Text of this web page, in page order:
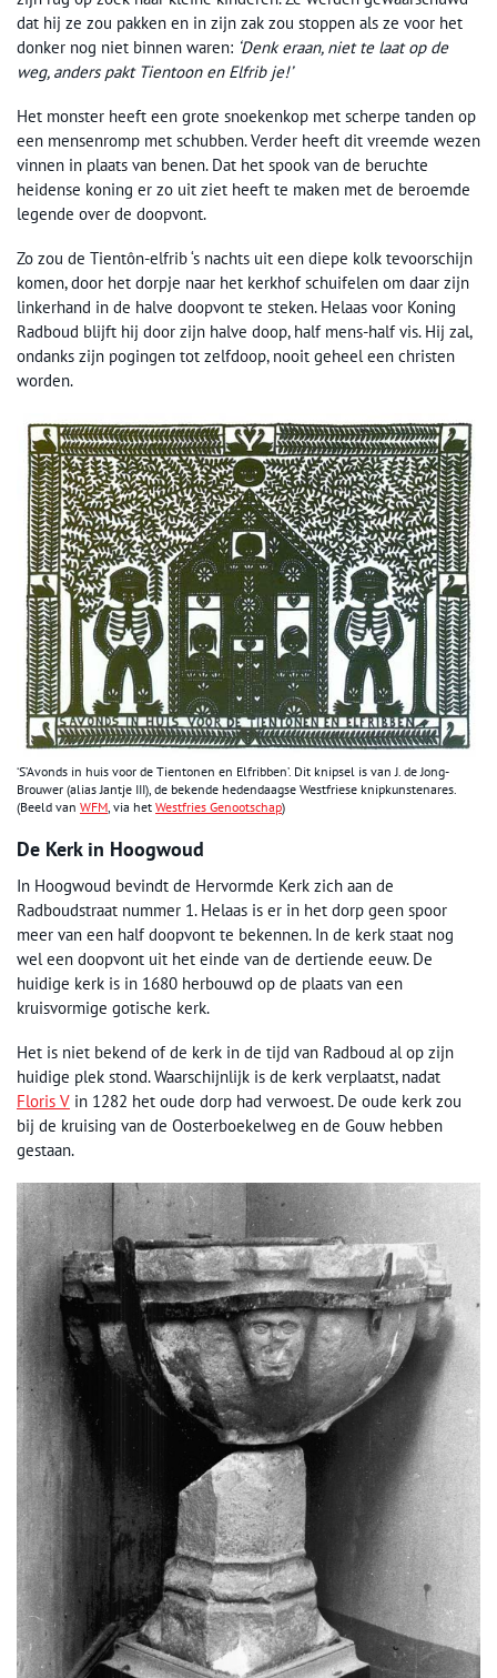
dat hij ze zou pakken en in zijn zak zou stoppen als ze voor het
donker nog niet binnen waren: ‘Denk eraan, niet te laat op de
weg, anders pakt Tientoon en Elfrib je!’
Het monster heeft een grote snoekenkop met scherpe tanden op
een mensenromp met schubben. Verder heeft dit vreemde wezen
vinnen in plaats van benen. Dat het spook van de beruchte
heidense koning er zo uit ziet heeft te maken met de beroemde
legende over de doopvont.
Zo zou de Tientôn-elfrib ‘s nachts uit een diepe kolk tevoorschijn
komen, door het dorpje naar het kerkhof schuifelen om daar zijn
linkerhand in de halve doopvont te steken. Helaas voor Koning
Radboud blijft hij door zijn halve doop, half mens-half vis. Hij zal,
ondanks zijn pogingen tot zelfdoop, nooit geheel een christen
worden.
‘S’Avonds in huis voor de Tientonen en Elfribben’. Dit knipsel is van J. de Jong-
Brouwer (alias Jantje III), de bekende hedendaagse Westfriese knipkunstenares.
(Beeld van WFM, via het Westfries Genootschap)
De Kerk in Hoogwoud
In Hoogwoud bevindt de Hervormde Kerk zich aan de
Radboudstraat nummer 1. Helaas is er in het dorp geen spoor
meer van een half doopvont te bekennen. In de kerk staat nog
wel een doopvont uit het einde van de dertiende eeuw. De
huidige kerk is in 1680 herbouwd op de plaats van een
kruisvormige gotische kerk.
Het is niet bekend of de kerk in de tijd van Radboud al op zijn
huidige plek stond. Waarschijnlijk is de kerk verplaatst, nadat
Floris V in 1282 het oude dorp had verwoest. De oude kerk zou
bij de kruising van de Oosterboekelweg en de Gouw hebben
gestaan.